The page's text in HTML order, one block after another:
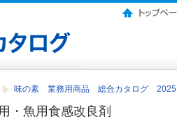
味の素 業務用商品 総合カタログ 2025
・魚用食感改良剤